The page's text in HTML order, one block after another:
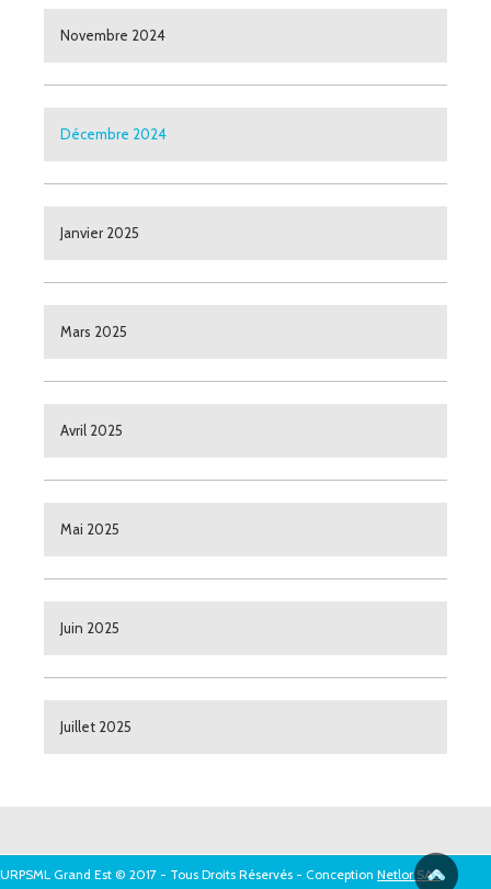
Novembre 2024
Décembre 2024
Janvier 2025
Mars 2025
Avril 2025
Mai 2025
Juin 2025
Juillet 2025
URPSML Grand Est © 2017 - Tous Droits Réservés - Conception Netlor SAS